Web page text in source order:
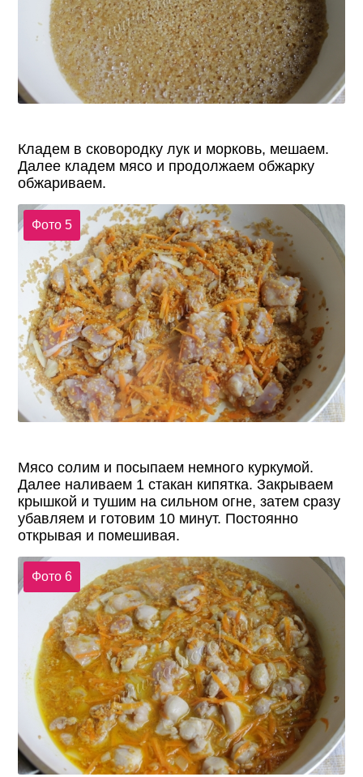
Кладем в сковородку лук и морковь, мешаем.
Далее кладем мясо и продолжаем обжарку
обжариваем.
Фото 5
Мясо солим и посыпаем немного куркумой.
Далее наливаем 1 стакан кипятка. Закрываем
крышкой и тушим на сильном огне, затем сразу
убавляем и готовим 10 минут. Постоянно
открывая и помешивая.
Фото 6